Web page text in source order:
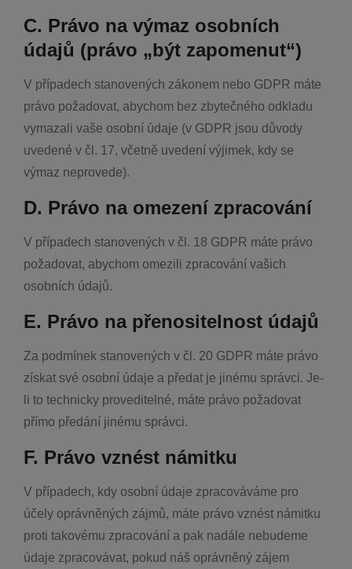
C. Právo na výmaz osobních
údajů (právo „být zapomenut“)
V případech stanovených zákonem nebo GDPR máte
právo požadovat, abychom bez zbytečného odkladu
vymazali vaše osobní údaje (v GDPR jsou důvody
uvedené v čl. 17, včetně uvedení výjimek, kdy se
výmaz neprovede).
D. Právo na omezení zpracování
V případech stanovených v čl. 18 GDPR máte právo
požadovat, abychom omezili zpracování vašich
osobních údajů.
E. Právo na přenositelnost údajů
Za podmínek stanovených v čl. 20 GDPR máte právo
získat své osobní údaje a předat je jinému správci. Je-
li to technicky proveditelné, máte právo požadovat
přímo předání jinému správci.
F. Právo vznést námitku
V případech, kdy osobní údaje zpracováváme pro
účely oprávněných zájmů, máte právo vznést námitku
proti takovému zpracování a pak nadále nebudeme
údaje zpracovávat, pokud náš oprávněný zájem